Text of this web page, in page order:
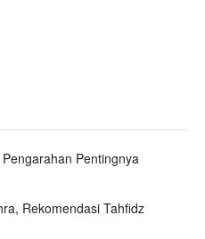
Pentingnya
Rekomendasi Tahfidz